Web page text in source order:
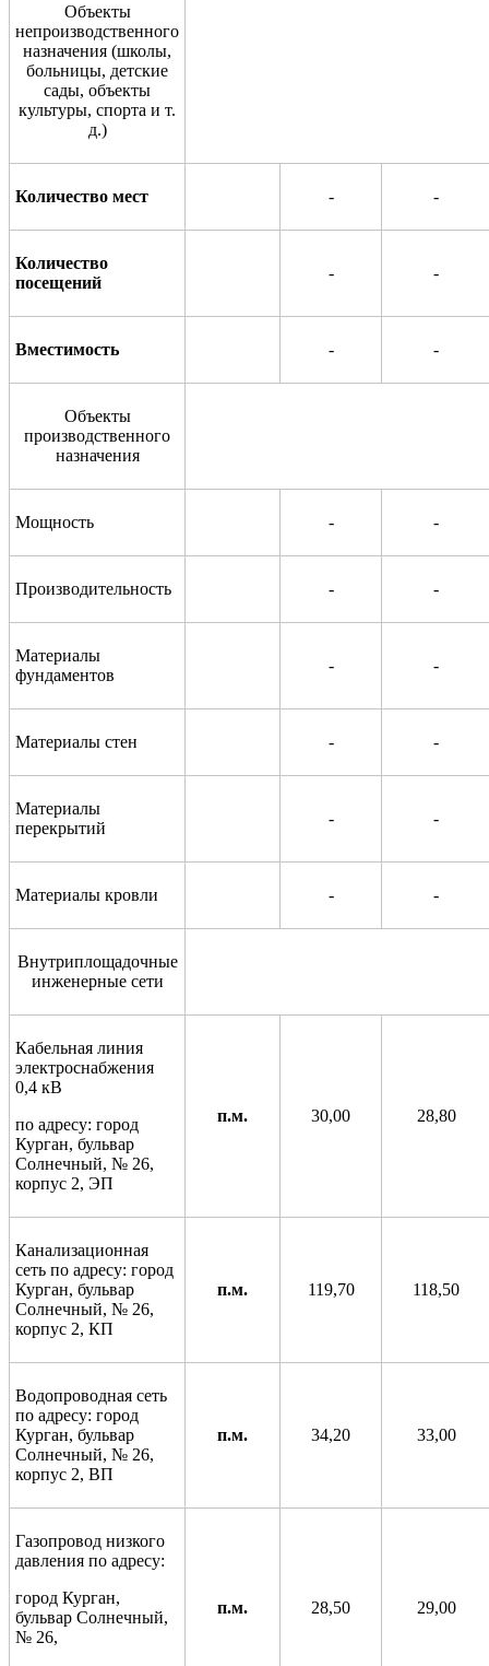
Объекты
непроизводственного
назначения (школы,
больницы, детские
сады, объекты
культуры, спорта и т.
д.)
Количество мест - -
Количество
посещений
- -
Вместимость - -
Объекты
производственного
назначения
Мощность - -
Производительность - -
Материалы
фундаментов
- -
Материалы стен - -
Материалы
перекрытий
- -
Материалы кровли - -
Внутриплощадочные
инженерные сети
Кабельная линия
электроснабжения
0,4 кВ
по адресу: город
Курган, бульвар
Солнечный, № 26,
корпус 2, ЭП
п.м. 30,00 28,80
Канализационная
сеть по адресу: город
Курган, бульвар
Солнечный, № 26,
корпус 2, КП
п.м. 119,70 118,50
Водопроводная сеть
по адресу: город
Курган, бульвар
Солнечный, № 26,
корпус 2, ВП
п.м. 34,20 33,00
Газопровод низкого
давления по адресу:
город Курган,
бульвар Солнечный,
№ 26,
п.м. 28,50 29,00